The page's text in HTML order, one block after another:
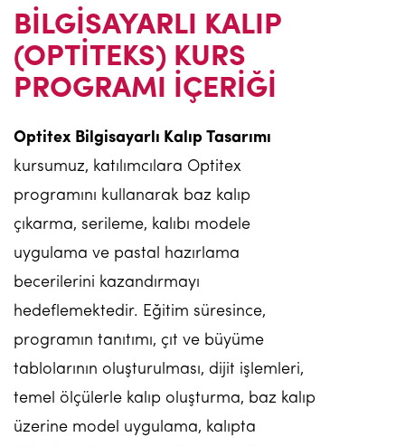
BİLGİSAYARLI KALIP
(OPTİTEKS) KURS
PROGRAMI İÇERİĞİ
Optitex Bilgisayarlı Kalıp Tasarımı
kursumuz, katılımcılara Optitex
programını kullanarak baz kalıp
çıkarma, serileme, kalıbı modele
uygulama ve pastal hazırlama
becerilerini kazandırmayı
hedeflemektedir. Eğitim süresince,
programın tanıtımı, çıt ve büyüme
tablolarının oluşturulması, dijit işlemleri,
temel ölçülerle kalıp oluşturma, baz kalıp
üzerine model uygulama, kalıpta